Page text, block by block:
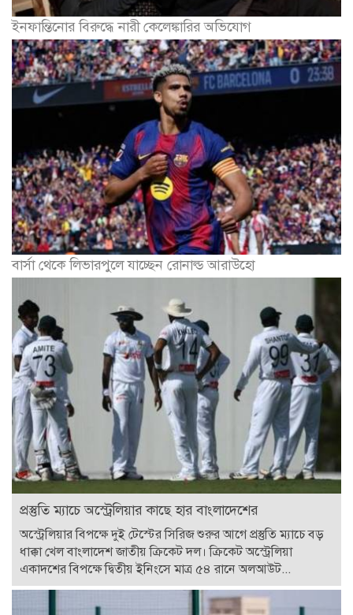
ইনফান্তিনোর বিরুদ্ধে নারী কেলেঙ্কারির অভিযোগ
বার্সা থেকে লিভারপুলে যাচ্ছেন রোনাল্ড আরাউহো
প্রস্তুতি ম্যাচে অস্ট্রেলিয়ার কাছে হার বাংলাদেশের
অস্ট্রেলিয়ার বিপক্ষে দুই টেস্টের সিরিজ শুরুর আগে প্রস্তুতি ম্যাচে বড়
ধাক্কা খেল বাংলাদেশ জাতীয় ক্রিকেট দল। ক্রিকেট অস্ট্রেলিয়া
একাদশের বিপক্ষে দ্বিতীয় ইনিংসে মাত্র ৫৪ রানে অলআউট...